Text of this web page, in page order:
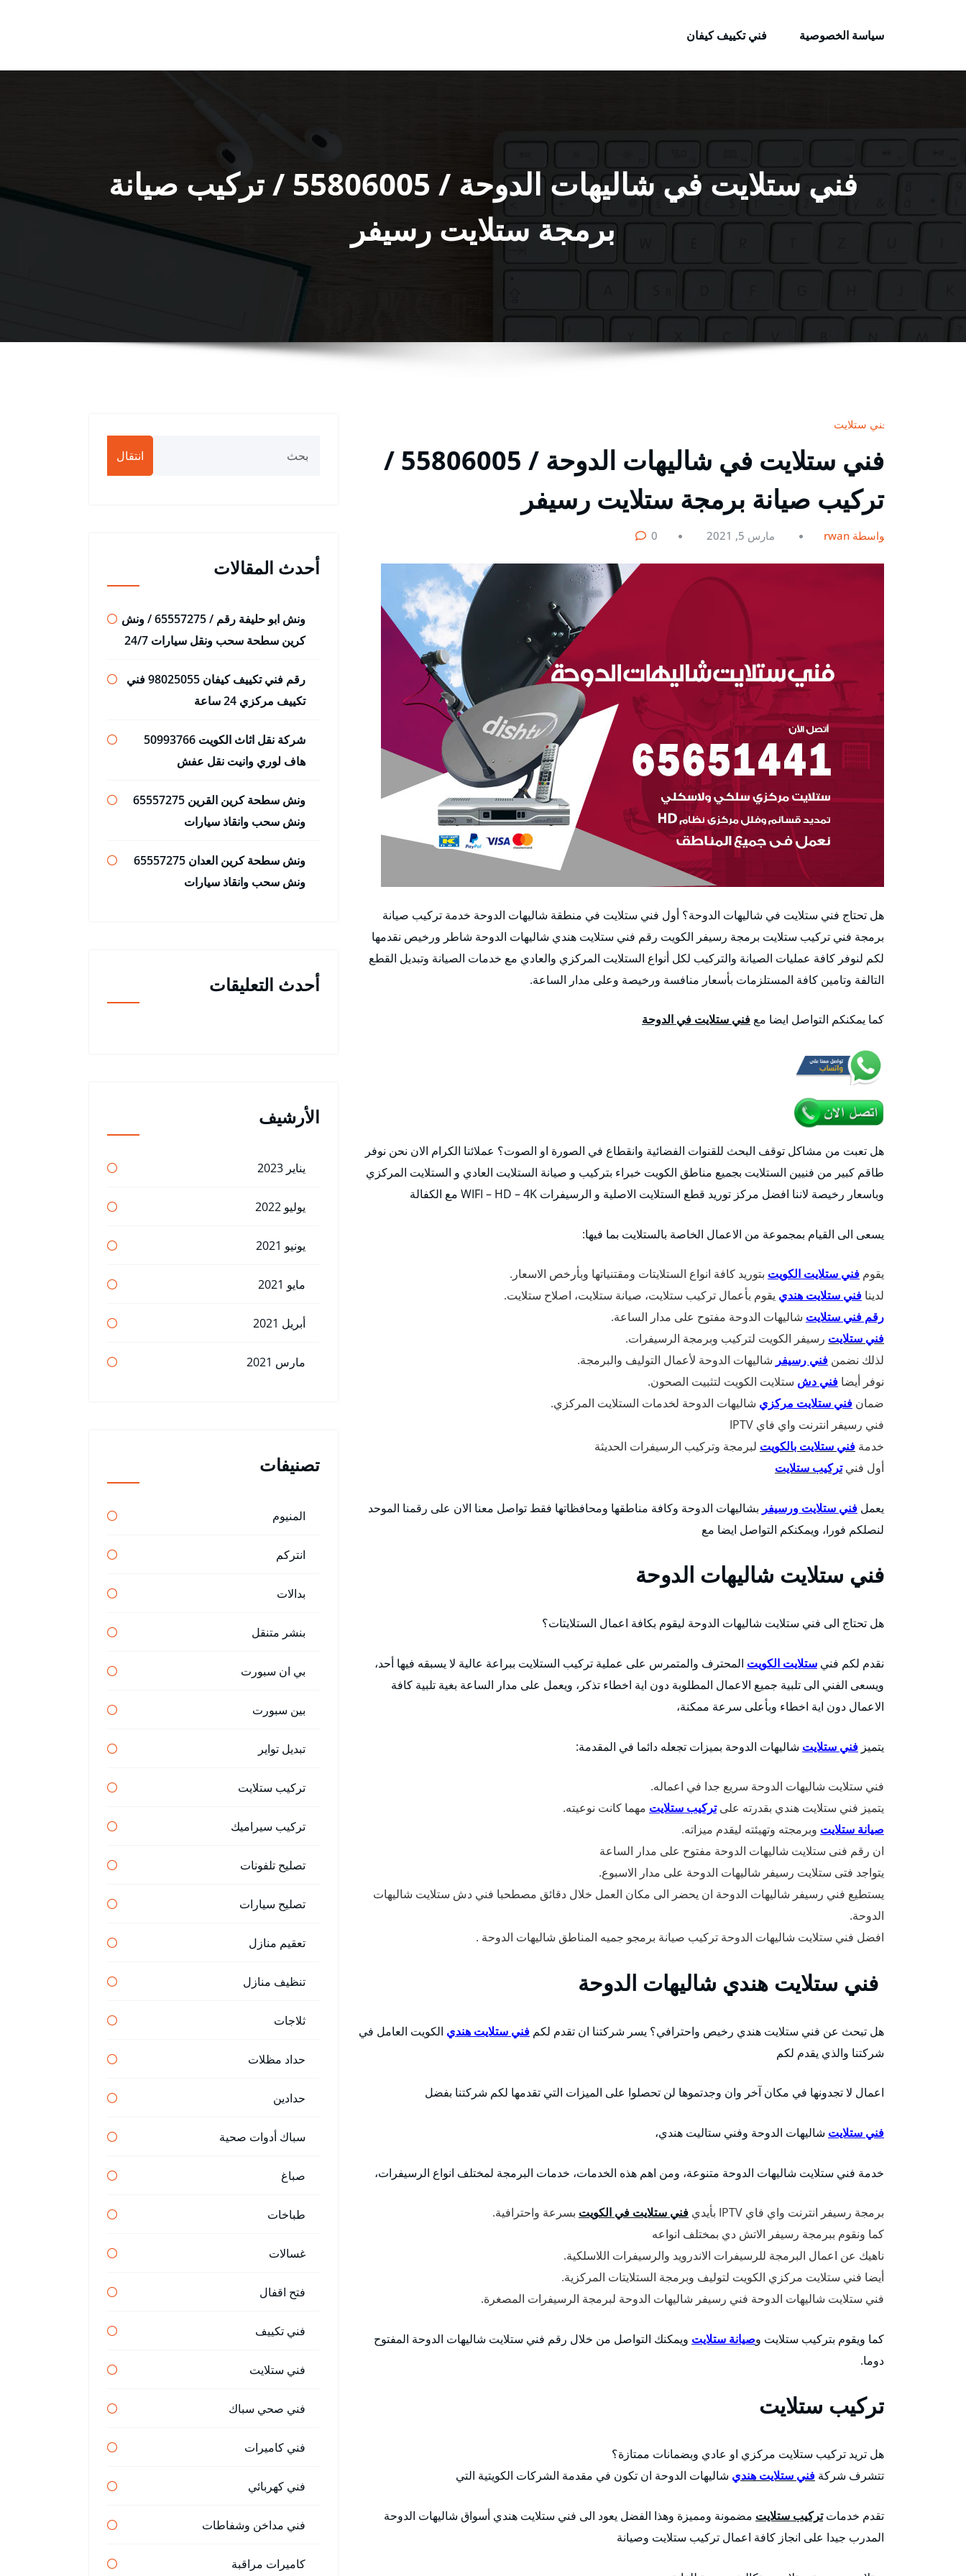
سياسة الخصوصية
فني تكييف كيفان
فني ستلايت في شاليهات الدوحة / 55806005 / تركيب صيانة
برمجة ستلايت رسيفر
فني ستلايت
فني ستلايت في شاليهات الدوحة / 55806005 /
تركيب صيانة برمجة ستلايت رسيفر
بواسطة rwan مارس 5, 2021 0
هل تحتاج فني ستلايت في شاليهات الدوحة؟ أول فني ستلايت في منطقة شاليهات الدوحة خدمة تركيب صيانة
برمجة فني تركيب ستلايت برمجة رسيفر الكويت رقم فني ستلايت هندي شاليهات الدوحة شاطر ورخيص نقدمها
لكم لنوفر كافة عمليات الصيانة والتركيب لكل أنواع الستلايت المركزي والعادي مع خدمات الصيانة وتبديل القطع
التالفة وتامين كافة المستلزمات بأسعار منافسة ورخيصة وعلى مدار الساعة.
كما يمكنكم التواصل ايضا مع فني ستلايت في الدوحة
هل تعبت من مشاكل توقف البحث للقنوات الفضائية وانقطاع في الصورة او الصوت؟ عملائنا الكرام الان نحن نوفر
طاقم كبير من فنيين الستلايت بجميع مناطق الكويت خبراء بتركيب و صيانة الستلايت العادي و الستلايت المركزي
وباسعار رخيصة لاننا افضل مركز توريد قطع الستلايت الاصلية و الرسيفرات WIFI – HD – 4K مع الكفالة
يسعى الى القيام بمجموعة من الاعمال الخاصة بالستلايت بما فيها:
يقوم فني ستلايت الكويت بتوريد كافة انواع الستلايتات ومقتنياتها وبأرخص الاسعار.
لدينا فني ستلايت هندي يقوم بأعمال تركيب ستلايت، صيانة ستلايت، اصلاح ستلايت.
رقم فني ستلايت شاليهات الدوحة مفتوح على مدار الساعة.
فني ستلايت رسيفر الكويت لتركيب وبرمجة الرسيفرات.
لذلك نضمن فني رسيفر شاليهات الدوحة لأعمال التوليف والبرمجة.
نوفر أيضا فني دش ستلايت الكويت لتثبيت الصحون.
ضمان فني ستلايت مركزي شاليهات الدوحة لخدمات الستلايت المركزي.
فني رسيفر انترنت واي فاي IPTV
خدمة فني ستلايت بالكويت لبرمجة وتركيب الرسيفرات الحديثة
أول فنيتركيب ستلايت
يعمل فني ستلايت ورسيفر بشاليهات الدوحة وكافة مناطقها ومحافظاتها فقط تواصل معنا الان على رقمنا الموحد
لنصلكم فورا، ويمكنكم التواصل ايضا مع
فني ستلايت شاليهات الدوحة
هل تحتاج الى فني ستلايت شاليهات الدوحة ليقوم بكافة اعمال الستلايتات؟
نقدم لكم فني ستلايت الكويت المحترف والمتمرس على عملية تركيب الستلايت ببراعة عالية لا يسبقه فيها أحد،
ويسعى الفني الى تلبية جميع الاعمال المطلوبة دون اية اخطاء تذكر، ويعمل على مدار الساعة بغية تلبية كافة
الاعمال دون اية اخطاء وبأعلى سرعة ممكنة،
يتميز فني ستلايت شاليهات الدوحة بميزات تجعله دائما في المقدمة:
فني ستلايت شاليهات الدوحة سريع جدا في اعماله.
يتميز فني ستلايت هندي بقدرته علىتركيب ستلايت مهما كانت نوعيته.
صيانة ستلايت وبرمجته وتهيئته ليقدم ميزاته.
ان رقم فنى ستلايت شاليهات الدوحة مفتوح على مدار الساعة
يتواجد فتى ستلايت رسيفر شاليهات الدوحة على مدار الاسبوع.
يستطيع فني رسيفر شاليهات الدوحة ان يحضر الى مكان العمل خلال دقائق مصطحبا فني دش ستلايت شاليهات
الدوحة.
افضل فني ستلايت شاليهات الدوحة تركيب صيانة برمجو جميه المناطق شاليهات الدوحة .
فني ستلايت هندي شاليهات الدوحة
هل تبحث عن فني ستلايت هندي رخيص واحترافي؟ يسر شركتنا ان تقدم لكم فني ستلايت هندي الكويت العامل في
شركتنا والذي يقدم لكم
اعمال لا تجدونها في مكان آخر وان وجدتموها لن تحصلوا على الميزات التي تقدمها لكم شركتنا بفضل
فني ستلايت شاليهات الدوحة وفني ستاليت هندي،
خدمة فني ستلايت شاليهات الدوحة متنوعة، ومن اهم هذه الخدمات، خدمات البرمجة لمختلف انواع الرسيفرات،
برمجة رسيفر انترنت واي فاي IPTV بأيدي فني ستلايت في الكويت بسرعة واحترافية.
كما ونقوم ببرمجة رسيفر الاتش دي بمختلف انواعه
ناهيك عن اعمال البرمجة للرسيفرات الاندرويد والرسيفرات اللاسلكية.
أيضا فني ستلايت مركزي الكويت لتوليف وبرمجة الستلايتات المركزية.
فني ستلايت شاليهات الدوحة فني رسيفر شاليهات الدوحة لبرمجة الرسيفرات المصغرة.
كما ويقوم بتركيب ستلايت وصيانة ستلايت ويمكنك التواصل من خلال رقم فني ستلايت شاليهات الدوحة المفتوح
دوما.
تركيب ستلايت
هل تريد تركيب ستلايت مركزي او عادي وبضمانات ممتازة؟
تتشرف شركة فني ستلايت هندي شاليهات الدوحة ان تكون في مقدمة الشركات الكويتية التي
تقدم خدماتتركيب ستلايت مضمونة ومميزة وهذا الفضل يعود الى فني ستلايت هندي أسواق شاليهات الدوحة
المدرب جيدا على انجاز كافة اعمال تركيب ستلايت وصيانة
انتقال
أحدث المقالات
ونش ابو حليفة رقم / 65557275 / ونش
كرين سطحة سحب ونقل سيارات 24/7
رقم فني تكييف كيفان 98025055 فني
تكييف مركزي 24 ساعة
شركة نقل اثاث الكويت 50993766
هاف لوري وانيت نقل عفش
ونش سطحة كرين القرين 65557275
ونش سحب وانقاذ سيارات
ونش سطحة كرين العدان 65557275
ونش سحب وانقاذ سيارات
أحدث التعليقات
الأرشيف
يناير 2023
يوليو 2022
يونيو 2021
مايو 2021
أبريل 2021
مارس 2021
تصنيفات
المنيوم
انتركم
بدالات
بنشر متنقل
بي ان سبورت
بين سبورت
تبديل تواير
تركيب ستلايت
تركيب سيراميك
تصليح تلفونات
تصليح سيارات
تعقيم منازل
تنظيف منازل
ثلاجات
حداد مظلات
حدادين
سباك أدوات صحية
صباغ
طباخات
غسالات
فتح اقفال
فني تكييف
فني ستلايت
فني صحي سباك
فني كاميرات
فني كهربائي
فني مداخن وشفاطات
كاميرات مراقبة